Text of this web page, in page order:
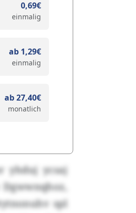
0,69€
einmalig
ab 1,29€
einmalig
ab 27,40€
monatlich
yhduj ycsaj
spl